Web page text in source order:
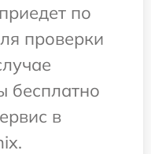
по
проверки
бесплатно
в